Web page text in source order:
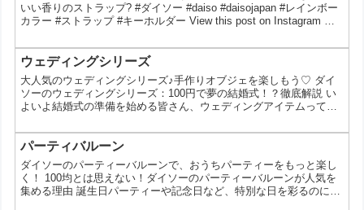
いい香りのストラップ? #ダイソー #daiso #daisojapan #レインボー
カラー #ストラップ #キーホルダー View this post on Instagram さ
ぽふぽふファンシーアニマル(ユニコーン) 4549131713343 ぽふぽ
ふファンシーアニマル(うさぎ) 4549131713367 ぽふぽふアニマル
アイスク...
ウェディングシリーズ
大人気のウェディングシリーズ♪手作りオブジェを楽しもう♡ ダイ
ソーのウェディングシリーズ：100円で夢の結婚式！？徹底解説 い
よいよ結婚式の準備を始める皆さん、ウェディングアイテムって
ダイソーには、なんと100円でウェディングアイテムが売ってるん
だって！ えー、100円でウェディングアイテムなんて大丈夫なの？
って思うでしょ？実は、ダイソーのウェディングシリーズは、デザ
イン性も機能性も100円とは思えない充実度だよ。 ...
パーティバルーン
ダイソーのパーティーバルーンで、おうちパーティーをもっと楽し
く！ 100均とは思えない！ダイソーのパーティーバルーンが人気を
集める理由 誕生日パーティーや記念日など、特別な日を彩るのに欠